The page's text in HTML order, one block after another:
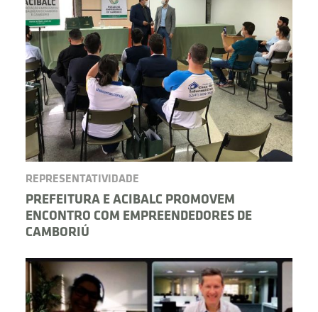
REPRESENTATIVIDADE
PREFEITURA E ACIBALC PROMOVEM
ENCONTRO COM EMPREENDEDORES DE
CAMBORIÚ